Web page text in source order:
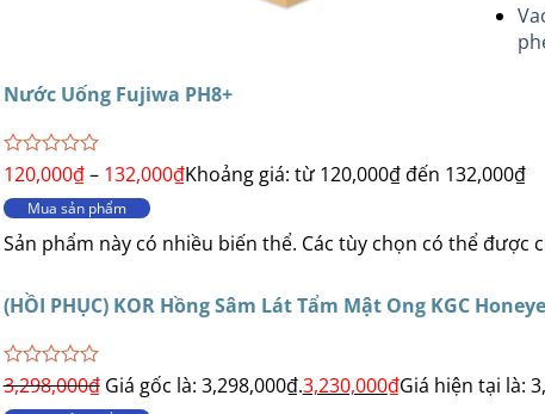
Nước Uống Fujiwa PH8+
Được
hạng
5
120,000₫– 132,000₫Khoảng giá: từ 120,000₫ đến 132,000₫
Mua sản phẩm
Sản phẩm này có nhiều biến thể. Các tùy chọn có thể được
(HỒI PHỤC) KOR Hồng Sâm Lát Tẩm Mật Ong KGC
Được
xếp
3,298,000₫ Giá gốc là: 3,298,000₫.3,230,000₫Giá hiện tại là: